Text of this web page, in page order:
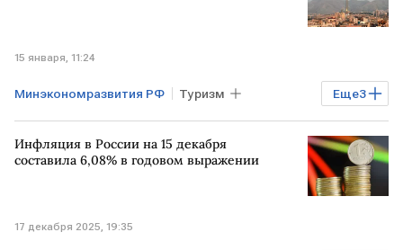
15 января, 11:24
Еще3
Минэкономразвития РФ Туризм
Бизнес ИРАН США ИЗРАИЛЬ
Инфляция в России на 15 декабря
составила 6,08% в годовом выражении
17 декабря 2025, 19:35